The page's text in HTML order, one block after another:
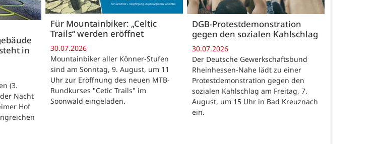
in
(3.
Nacht
Hof
Für Mountainbiker: „Celtic
Trails“ werden eröffnet
30.07.2026
Mountainbiker aller Könner-Stufen
sind am Sonntag, 9. August, um 11
Uhr zur Eröffnung des neuen MTB-
Rundkurses "Cetic Trails" im
Soonwald eingeladen.
DGB-Protestdemonstration
gegen den sozialen Kahlschlag
30.07.2026
Der Deutsche Gewerkschaftsbund
Rheinhessen-Nahe lädt zu einer
Protestdemonstration gegen den
sozialen Kahlschlag am Freitag, 7.
August, um 15 Uhr in Bad Kreuznach
ein.